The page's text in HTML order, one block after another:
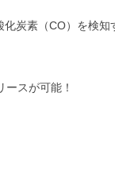
炭素（CO）を検
スが可能！